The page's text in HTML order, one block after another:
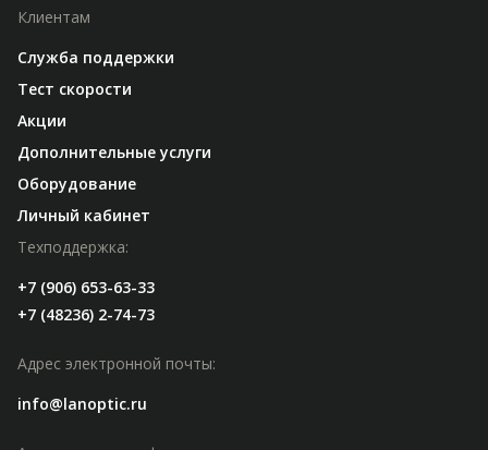
Клиентам
Служба поддержки
Тест скорости
Акции
Дополнительные услуги
Оборудование
Личный кабинет
Техподдержка:
+7 (906) 653-63-33
+7 (48236) 2-74-73
Адрес электронной почты:
info@lanoptic.ru